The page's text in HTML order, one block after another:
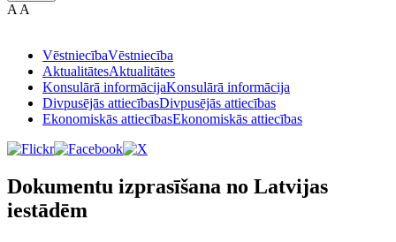
A A
VēstniecībaVēstniecība
AktualitātesAktualitātes
Konsulārā informācijaKonsulārā informācija
Divpusējās attiecībasDivpusējās attiecības
Ekonomiskās attiecībasEkonomiskās attiecības
Dokumentu izprasīšana no Latvijas
iestādēm